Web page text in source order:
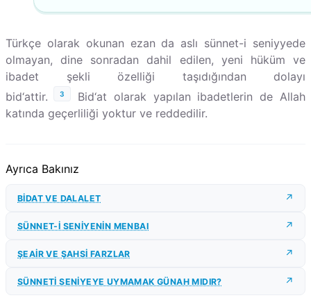
Türkçe olarak okunan ezan da aslı sünnet-i seniyyede
olmayan, dine sonradan dahil edilen, yeni hüküm ve
ibadet şekli özelliği taşıdığından dolayı
bid‘attir.
3
Bid‘at olarak yapılan ibadetlerin de Allah
katında geçerliliği yoktur ve reddedilir.
Ayrıca Bakınız
BİDAT VE DALALET
SÜNNET-İ SENİYENİN MENBAI
ŞEAİR VE ŞAHSİ FARZLAR
SÜNNETİ SENİYEYE UYMAMAK GÜNAH MIDIR?